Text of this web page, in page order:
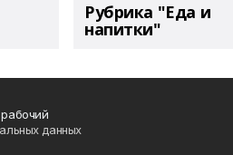
Рубрика "Еда и
напитки"
данных